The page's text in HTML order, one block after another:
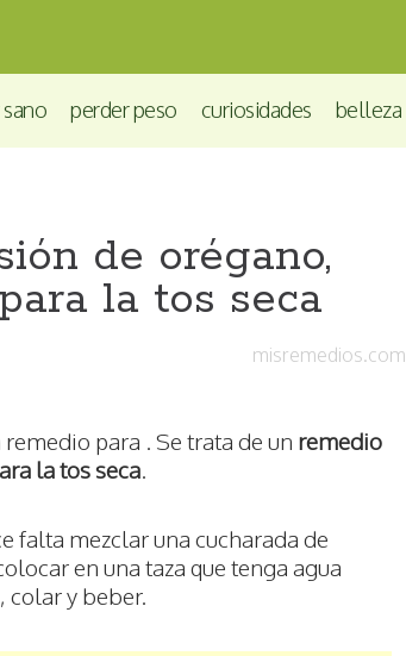
perder peso curiosidades belleza
de orégano,
la tos seca
misremedios.com
para . Se trata de un remedio
la tos seca.
falta mezclar una cucharada de
en una taza que tenga agua
colar y beber.